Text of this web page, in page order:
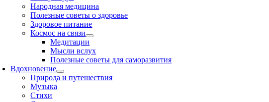
Народная медицина
Полезные советы о здоровье
Здоровое питание
Космос на связи
Медитации
Мысли вслух
Полезные советы для саморазвития
Вдохновение
Природа и путешествия
Музыка
Стихи